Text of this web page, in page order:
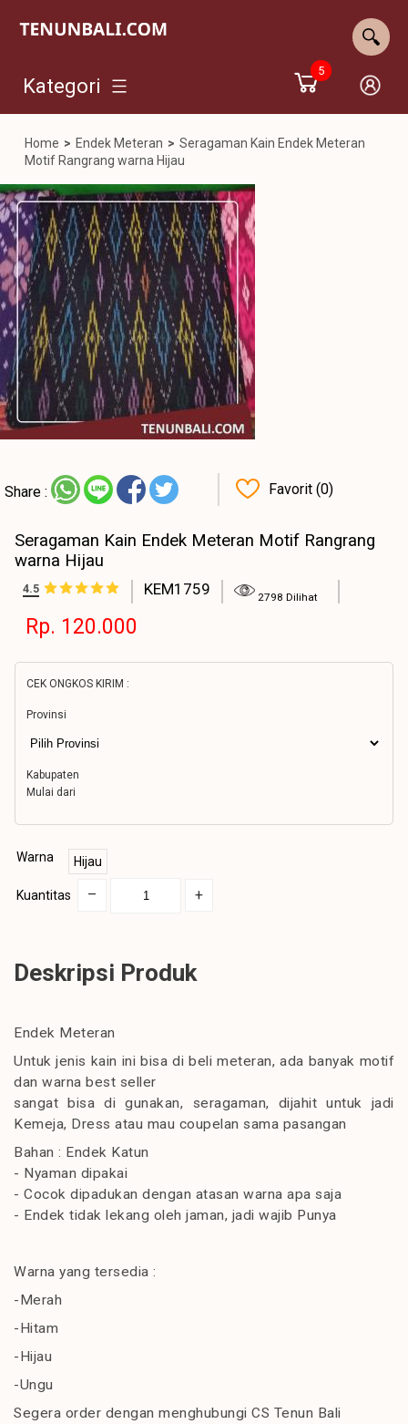
Kategori
5
Home > Endek Meteran > Seragaman Kain Endek Meteran
Motif Rangrang warna Hijau
Share : Favorit (0)
Seragaman Kain Endek Meteran Motif Rangrang
warna Hijau
4.5 KEM1759 2798 Dilihat
Rp. 120.000
CEK ONGKOS KIRIM :
Provinsi
Kabupaten
Mulai dari
Warna Hijau
Kuantitas – +
Deskripsi Produk
Endek Meteran
Untuk jenis kain ini bisa di beli meteran, ada banyak motif
dan warna best seller
sangat bisa di gunakan, seragaman, dijahit untuk jadi
Kemeja, Dress atau mau coupelan sama pasangan
Bahan : Endek Katun
- Nyaman dipakai
- Cocok dipadukan dengan atasan warna apa saja
- Endek tidak lekang oleh jaman, jadi wajib Punya
Warna yang tersedia :
-Merah
-Hitam
-Hijau
-Ungu
Segera order dengan menghubungi CS Tenun Bali